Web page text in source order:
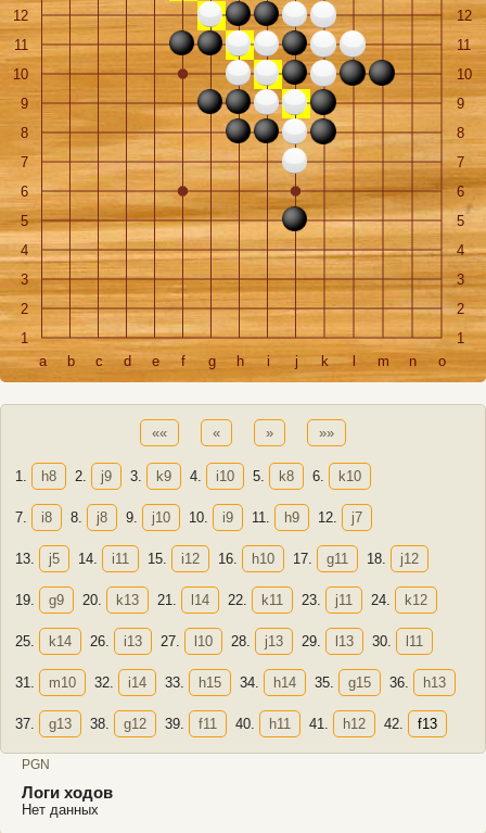
12
12
11
11
10
10
9
9
8
8
7
7
6
6
5
5
4
4
3
3
2
2
1
1
a
b c d e f g h i j k m n o
«« « » »»
1. h8 2. j9 3. k9 4. i10 5. k8 6. k10
7. i8 8. j8 9. j10 10. i9 11. h9 12. j7
13. j5 14. i11 15. i12 16. h10 17. g11 18. j12
19. g9 20. k13 21. l14 22. k11 23. j11 24. k12
25. k14 26. i13 27. l10 28. j13 29. l13 30. l11
31. m10 32. i14 33. h15 34. h14 35. g15 36. h13
37. g13 38. g12 39. f11 40. h11 41. h12 42. f13
PGN
Логи ходов
Нет данных